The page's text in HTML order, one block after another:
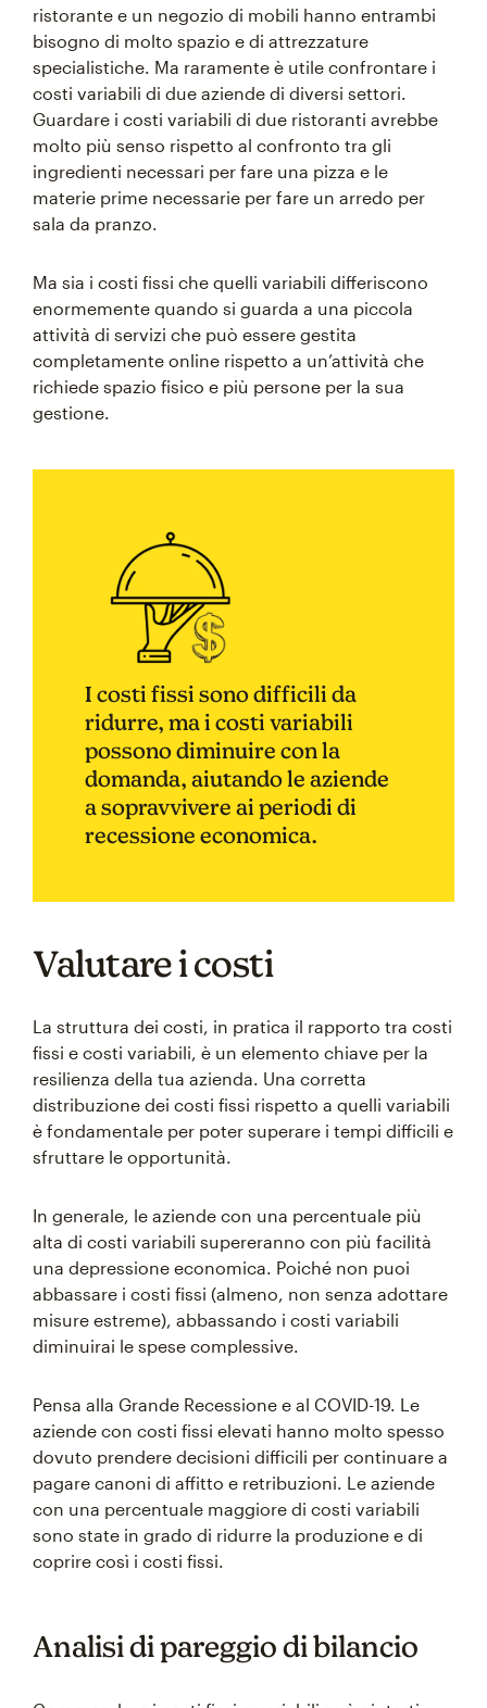
ristorante e un negozio di mobili hanno entrambi
bisogno di molto spazio e di attrezzature
specialistiche. Ma raramente è utile confrontare i
costi variabili di due aziende di diversi settori.
Guardare i costi variabili di due ristoranti avrebbe
molto più senso rispetto al confronto tra gli
ingredienti necessari per fare una pizza e le
materie prime necessarie per fare un arredo per
sala da pranzo.
Ma sia i costi fissi che quelli variabili differiscono
enormemente quando si guarda a una piccola
attività di servizi che può essere gestita
completamente online rispetto a un’attività che
richiede spazio fisico e più persone per la sua
gestione.
I costi fissi sono difficili da
ridurre, ma i costi variabili
possono diminuire con la
domanda, aiutando le aziende
a sopravvivere ai periodi di
recessione economica.
Valutare i costi
La struttura dei costi, in pratica il rapporto tra costi
fissi e costi variabili, è un elemento chiave per la
resilienza della tua azienda. Una corretta
distribuzione dei costi fissi rispetto a quelli variabili
è fondamentale per poter superare i tempi difficili e
sfruttare le opportunità.
In generale, le aziende con una percentuale più
alta di costi variabili supereranno con più facilità
una depressione economica. Poiché non puoi
abbassare i costi fissi (almeno, non senza adottare
misure estreme), abbassando i costi variabili
diminuirai le spese complessive.
Pensa alla Grande Recessione e al COVID-19. Le
aziende con costi fissi elevati hanno molto spesso
dovuto prendere decisioni difficili per continuare a
pagare canoni di affitto e retribuzioni. Le aziende
con una percentuale maggiore di costi variabili
sono state in grado di ridurre la produzione e di
coprire così i costi fissi.
Analisi di pareggio di bilancio